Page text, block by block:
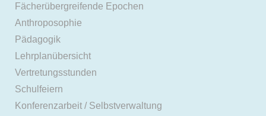
Fächerübergreifende Epochen
Anthroposophie
Pädagogik
Lehrplanübersicht
Vertretungsstunden
Schulfeiern
Konferenzarbeit / Selbstverwaltung